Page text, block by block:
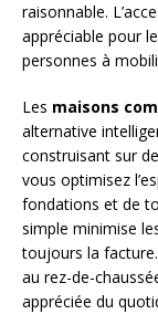
raisonnable.
appréciable pour
personnes à
Les maisons
alternative
construisant sur
vous optimisez
fondations et de
simple minimise
toujours la
au rez-de-
appréciée du